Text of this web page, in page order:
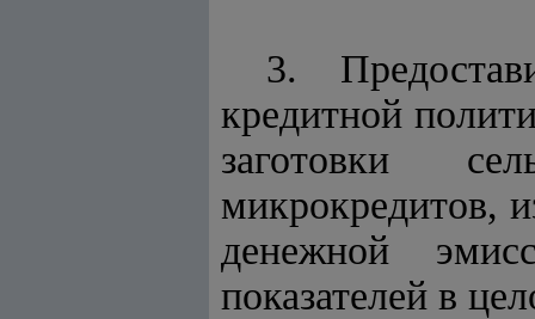
3.
кредитной
заготовки
микрокредитов,
денежной
показателей в